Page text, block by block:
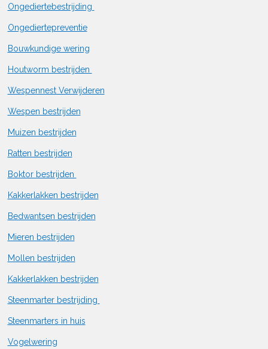
Ongediertebestrijding
Ongediertepreventie
Bouwkundige wering
Houtworm bestrijden
Wespennest Verwijderen
Wespen bestrijden
Muizen bestrijden
Ratten bestrijden
Boktor bestrijden
Kakkerlakken bestrijden
Bedwantsen bestrijden
Mieren bestrijden
Mollen bestrijden
Kakkerlakken bestrijden
Steenmarter bestrijding
Steenmarters in huis
Vogelwering